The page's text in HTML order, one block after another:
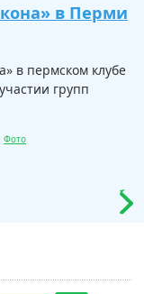
в Перми
в пермском клубе
групп
Фото